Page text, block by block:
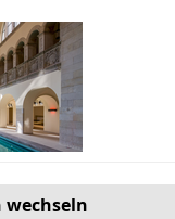
wechseln